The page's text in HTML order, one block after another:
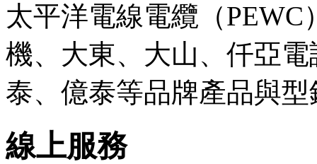
太平洋電線電纜（
機、大東、大山、仟亞
泰、億泰等品牌產品與型
線上服務